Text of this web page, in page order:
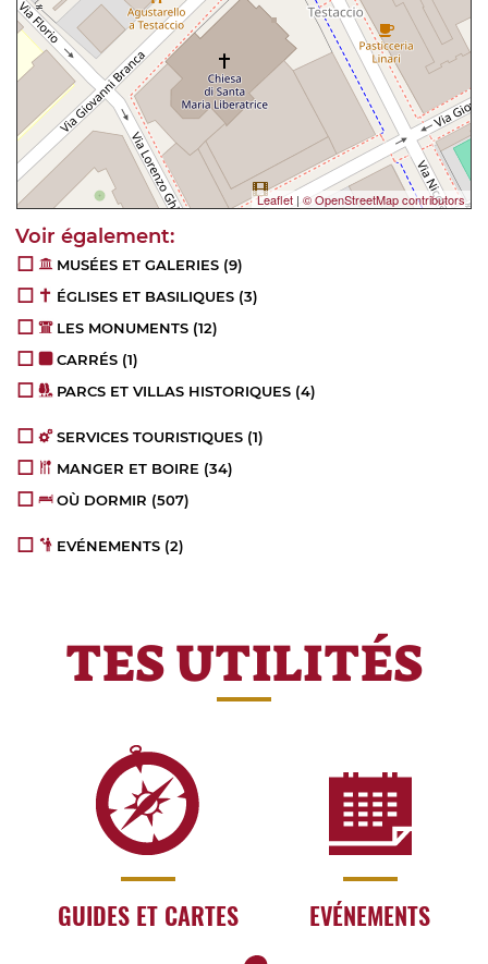
Leaflet | © OpenStreetMap contributors
MUSÉES ET GALERIES (9)
ÉGLISES ET BASILIQUES (3)
LES MONUMENTS (12)
CARRÉS (1)
PARCS ET VILLAS HISTORIQUES (4)
SERVICES TOURISTIQUES (1)
MANGER ET BOIRE (34)
OÙ DORMIR (507)
EVÉNEMENTS (2)
TES UTILITÉS
GUIDES ET CARTES EVÉNEMENTS